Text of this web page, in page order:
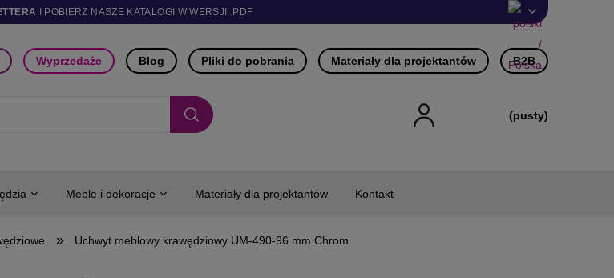
I POBIERZ NASZE KATALOGI W WERSJI .PDF
Wyprzedaże Blog Pliki do pobrania Materiały dla projektantów B2B
(pusty)
Meble i dekoracje Materiały dla projektantów Kontakt
» Uchwyt meblowy krawędziowy UM-490-96 mm Chrom